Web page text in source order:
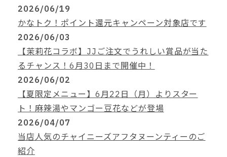
2026/06/19
かなトク！ポイント還元キャンペーン対象店です
2026/06/03
【茉莉花コラボ】JJご注文でうれしい賞品が当た
るチャンス！6月30日まで開催中！
2026/06/02
【夏限定メニュー】6月22日（月）よりスター
ト！麻辣湯やマンゴー豆花などが登場
2026/04/07
当店人気のチャイニーズアフタヌーンティーのご
紹介